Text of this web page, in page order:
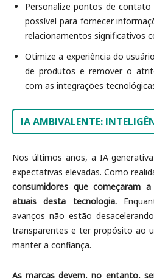
Personalize pontos de
possível para fornecer
relacionamentos significativos
Otimize a experiência do
de produtos e remover o
com as integrações
IA AMBIVALENTE:
Nos últimos anos, a IA
expectativas elevadas. Como
consumidores que começaram
atuais desta tecnologia.
avanços não estão
transparentes e ter propósito ao
manter a confiança.
As marcas devem, no entanto,